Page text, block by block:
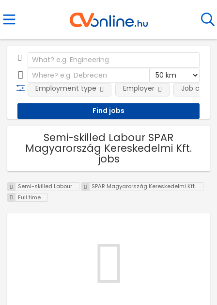
Employment type Employer Job
Semi-skilled Labour SPAR
Magyarország Kereskedelmi Kft.
jobs
Semi-skilled Labour
SPAR Magyarország Kereskedelmi Kft.
Full time